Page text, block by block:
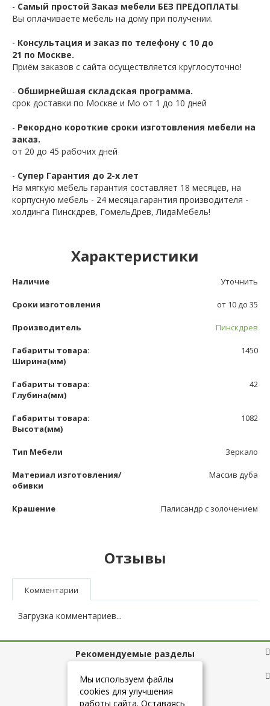
- Самый простой Заказ мебели БЕЗ ПРЕДОПЛАТЫ.
Вы оплачиваете мебель на дому при получении.
- Консультация и заказ по телефону с 10 до
21 по Москве.
Приём заказов с сайта осуществляется круглосуточно!
- Обширнейшая складская программа.
срок доставки по Москве и Мо от 1 до 10 дней
- Рекордно короткие сроки изготовления мебели на
заказ.
от 20 до 45 рабочих дней
- Супер Гарантия до 2-х лет
На мягкую мебель гарантия составляет 18 месяцев, на
корпусную мебель - 24 месяца.гарантия производителя -
холдинга Пинскдрев, ГомельДрев, ЛидаМебель!
Характеристики
Наличие Уточнить
Сроки изготовления от 10 до 35
Производитель Пинскдрев
Габариты товара:
Ширина(мм)
1450
Габариты товара:
Глубина(мм)
42
Габариты товара:
Высота(мм)
1082
Тип Мебели Зеркало
Материал изготовления/
обивки
Массив дуба
Крашение Палисандр с золочением
Отзывы
Комментарии
Загрузка комментариев...
Рекомендуемые разделы
Полезные ссылки
Мы используем файлы
cookies для улучшения
работы сайта. Оставаясь